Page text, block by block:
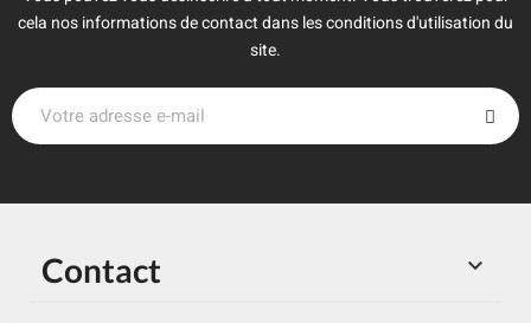
cela nos informations de contact dans les conditions d'utilisation du
site.

Contact